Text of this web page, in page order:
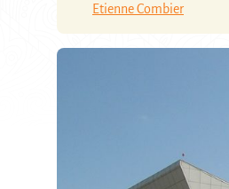
Etienne Combier